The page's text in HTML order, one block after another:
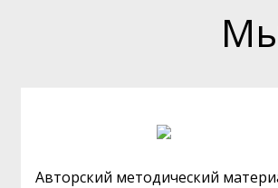
Авторский методический